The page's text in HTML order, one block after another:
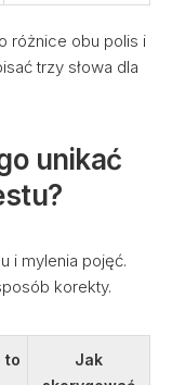
różnice obu polis i
trzy słowa dla
unikać
i mylenia pojęć.
korekty.
to
Jak